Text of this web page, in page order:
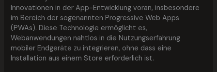
Innovationen in der App-Entwicklung voran, insbesondere
im Bereich der sogenannten Progressive Web Apps
(PWAs). Diese Technologie ermöglicht es,
Webanwendungen nahtlos in die Nutzungserfahrung
mobiler Endgeräte zu integrieren, ohne dass eine
Installation aus einem Store erforderlich ist.